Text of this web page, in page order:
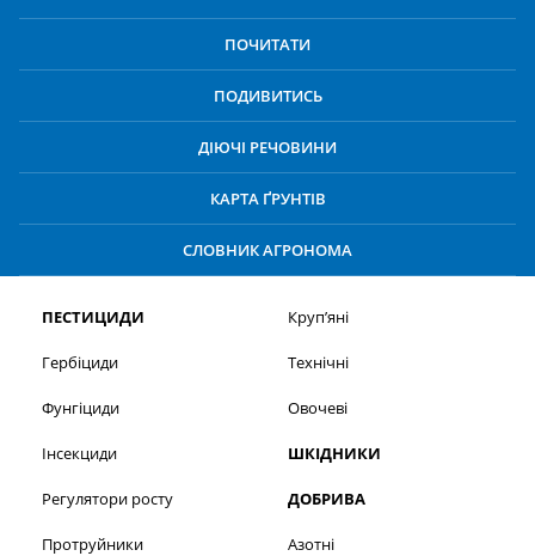
ПОЧИТАТИ
ПОДИВИТИСЬ
ДІЮЧІ РЕЧОВИНИ
КАРТА ҐРУНТІВ
СЛОВНИК АГРОНОМА
ПЕСТИЦИДИ
Гербіциди
Фунгіциди
Інсекциди
Регулятори росту
Протруйники
Круп’яні
Технічні
Овочеві
ШКІДНИКИ
ДОБРИВА
Азотні